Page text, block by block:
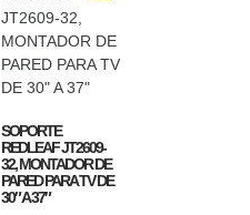
SOPORTE
REDLEAF JT2609-
32, MONTADOR DE
PARED PARA TV DE
30″ A 37″